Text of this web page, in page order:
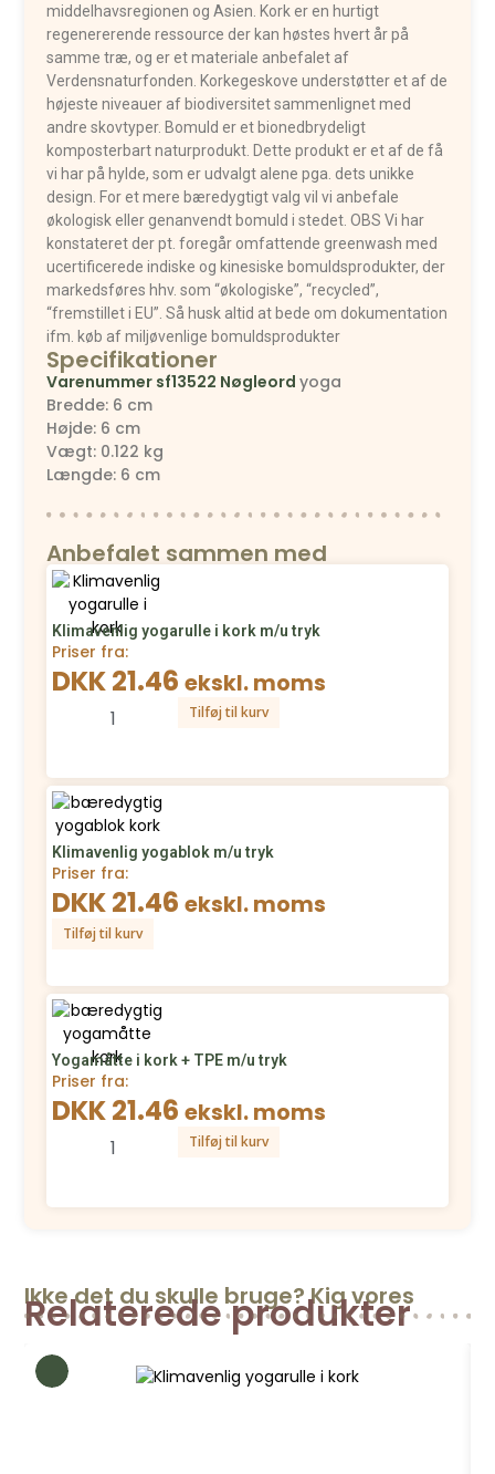
middelhavsregionen og Asien. Kork er en hurtigt
regenererende ressource der kan høstes hvert år på
samme træ, og er et materiale anbefalet af
Verdensnaturfonden. Korkegeskove understøtter et af de
højeste niveauer af biodiversitet sammenlignet med
andre skovtyper. Bomuld er et bionedbrydeligt
komposterbart naturprodukt. Dette produkt er et af de få
vi har på hylde, som er udvalgt alene pga. dets unikke
design. For et mere bæredygtigt valg vil vi anbefale
økologisk eller genanvendt bomuld i stedet. OBS Vi har
konstateret der pt. foregår omfattende greenwash med
ucertificerede indiske og kinesiske bomuldsprodukter, der
markedsføres hhv. som “økologiske”, “recycled”,
“fremstillet i EU”. Så husk altid at bede om dokumentation
ifm. køb af miljøvenlige bomuldsprodukter
Specifikationer
Varenummer sf13522 Nøgleord yoga
Bredde: 6 cm
Højde: 6 cm
Vægt: 0.122 kg
Længde: 6 cm
Anbefalet sammen med
Klimavenlig yogarulle i kork m/u tryk
Priser fra:
DKK 21.46ekskl. moms
Tilføj til kurv
Klimavenlig yogablok m/u tryk
Priser fra:
DKK 21.46ekskl. moms
Tilføj til kurv
Yogamåtte i kork + TPE m/u tryk
Priser fra:
DKK 21.46ekskl. moms
Tilføj til kurv
Ikke det du skulle bruge? Kig vores
Relaterede produkter